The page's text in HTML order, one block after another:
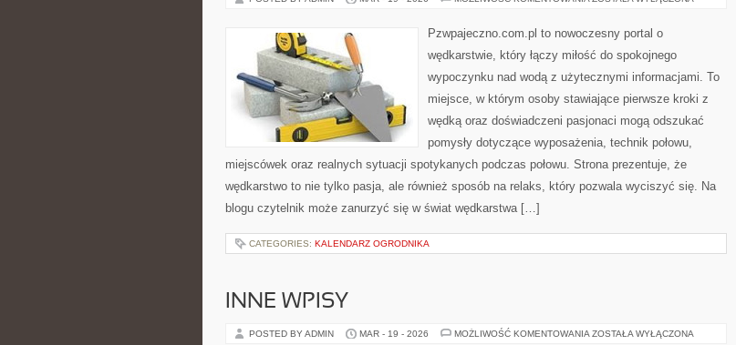
Pzwpajeczno.com.pl to nowoczesny portal o
wędkarstwie, który łączy miłość do spokojnego
wypoczynku nad wodą z użytecznymi informacjami. To
miejsce, w którym osoby stawiające pierwsze kroki z
wędką oraz doświadczeni pasjonaci mogą odszukać
pomysły dotyczące wyposażenia, technik połowu,
miejscówek oraz realnych sytuacji spotykanych podczas połowu. Strona prezentuje, że
wędkarstwo to nie tylko pasja, ale również sposób na relaks, który pozwala wyciszyć się. Na
blogu czytelnik może zanurzyć się w świat wędkarstwa […]
CATEGORIES: KALENDARZ OGRODNIKA
INNE WPISY
POSTED BY ADMIN MAR - 19 - 2026 MOŻLIWOŚĆ KOMENTOWANIA INNE
ZOSTAŁA WYŁĄCZONA